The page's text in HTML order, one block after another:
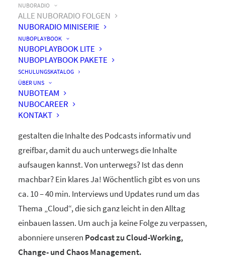
NUBORADIO
ALLE NUBORADIO FOLGEN
NUBORADIO MINISERIE
NUBOPLAYBOOK
NUBOPLAYBOOK LITE
NUBOPLAYBOOK PAKETE
SCHULUNGSKATALOG
ÜBER UNS
NUBOTEAM
NUBOCAREER
KONTAKT
by nuboworkers GmbH
Herzlich Willkommen! Du hast nuboRadio – unseren
ganz eigenenPodcast zur Digitalisierung
Unsere beiden Moderatoren Dominique und Markus
gestalten die Inhalte des Podcasts informativ und
greifbar, damit du auch unterwegs die Inhalte
aufsaugen kannst. Von unterwegs? Ist das denn
machbar? Ein klares Ja! Wöchentlich gibt es von uns
ca. 10 – 40 min. Interviews und Updates rund um das
Thema „Cloud“, die sich ganz leicht in den Alltag
einbauen lassen. Um auch ja keine Folge zu verpassen,
abonniere unseren Podcast zu Cloud-Working,
Change- und Chaos Management.